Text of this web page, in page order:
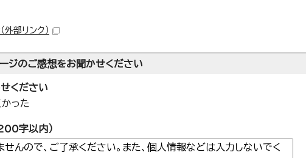
（外部リンク）
ジのご感想をお聞かせください
ください
った
字以内）